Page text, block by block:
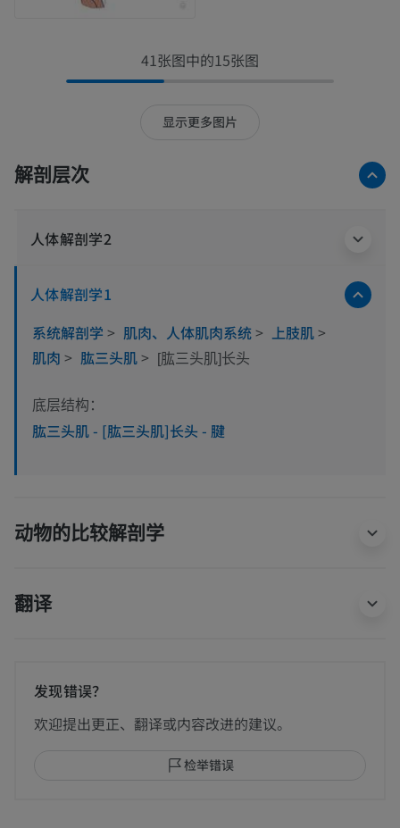
41张图中的15张图
显示更多图片
解剖层次
人体解剖学2
人体解剖学1
系统解剖学 > 肌肉、人体肌肉系统> 上肢肌>
肌肉 > 肱三头肌> [肱三头肌]长头
底层结构：
肱三头肌 - [肱三头肌]长头 - 腱
动物的比较解剖学
翻译
发现错误？
欢迎提出更正、翻译或内容改进的建议。
检举错误